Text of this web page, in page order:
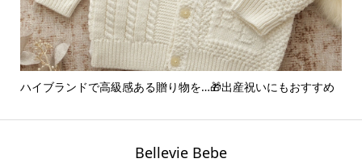
ハイブランドで高級感ある贈り物を…🎁出産祝いにもおすすめ
Bellevie Bebe